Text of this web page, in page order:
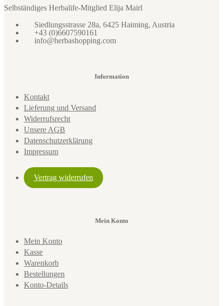
Selbständiges Herbalife-Mitglied Elija Mairl
Siedlungsstrasse 28a, 6425 Haiming, Austria
+43 (0)6607590161
info@herbashopping.com
Information
Kontakt
Lieferung und Versand
Widerrufsrecht
Unsere AGB
Datenschutzerklärung
Impressum
Vertrag widerrufen
Mein Konto
Mein Konto
Kasse
Warenkorb
Bestellungen
Konto-Details